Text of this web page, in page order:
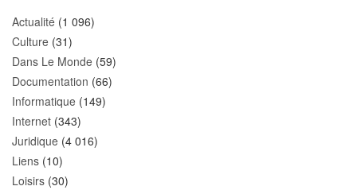
Actualité (1 096)
Culture (31)
Dans Le Monde (59)
Documentation (66)
Informatique (149)
Internet (343)
Juridique (4 016)
Liens (10)
Loisirs (30)